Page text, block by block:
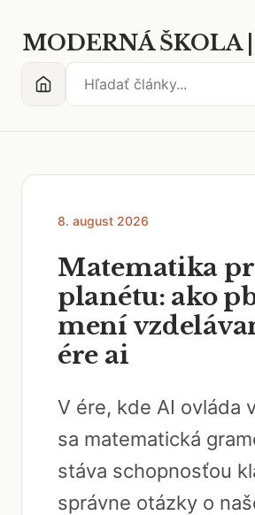
MODERNÁ ŠKOLA
8. august 2026
Matematika
planétu: ako
mení
ére ai
V ére, kde AI ovláda
sa matematická
stáva schopnosťou
správne otázky o